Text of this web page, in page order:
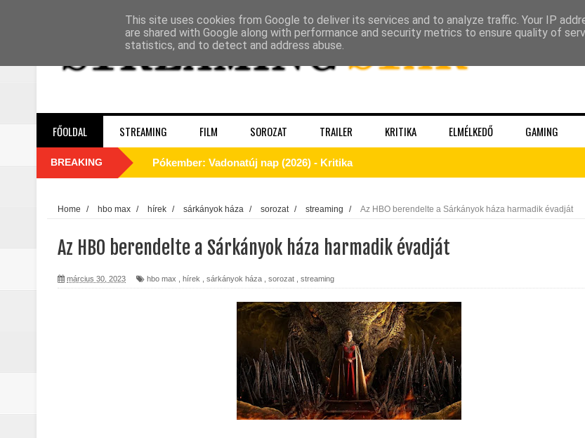
FŐOLDAL STREAMING FILM SOROZAT TRAILER KRITIKA ELMÉLKEDŐ GAMING
BREAKING A Dutton‑birtok szezonja félbevágva ér véget – Sheridanék óvatos játéka látszik minden
Odüsszeia (2026) - Kritika
Egy kulcsszereplő biztosan távozik a The Pitt 3. évadából!
Életem legjobb száma (2026) - Kritika
A leleplezés napja (2026) - Kritika
Marshals: A Dutton család legsötétebb titka kiderült – és most már Pete Calvin is benne
Gonosz halott : Az ébredés (2023) - Kritika
Home / hbo max / hírek / sárkányok háza / sorozat / streaming / Az HBO berendelte a Sárkányok háza harmadik évadját
Az HBO berendelte a Sárkányok háza harmadik évadját
március 30, 2023 hbo max hírek sárkányok háza sorozat streaming
This site uses cookies from Google to deliver its services and to analyze traffic. Your IP
are shared with Google along with performance and security metrics to ensure quality of
statistics, and to detect and address abuse.